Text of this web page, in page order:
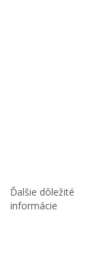
Ďalšie dôležité
informácie